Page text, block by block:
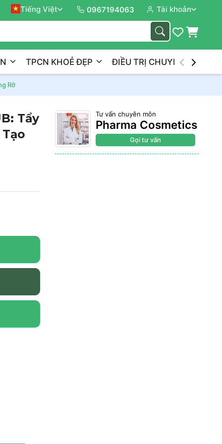
Tiếng Việt 0967194063
Tài khoản
TPCN KHOẺ ĐẸP ĐIỀU TRỊ CHUYÊN NGHIỆP
Rỡ
Tẩy
Tư vấn chuyên môn
Pharma Cosmetics
Gọi tư vấn